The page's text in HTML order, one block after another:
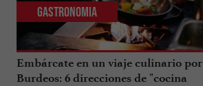
Embárcate en un viaje culinario por
Burdeos: 6 direcciones de "cocina
Gastronomia